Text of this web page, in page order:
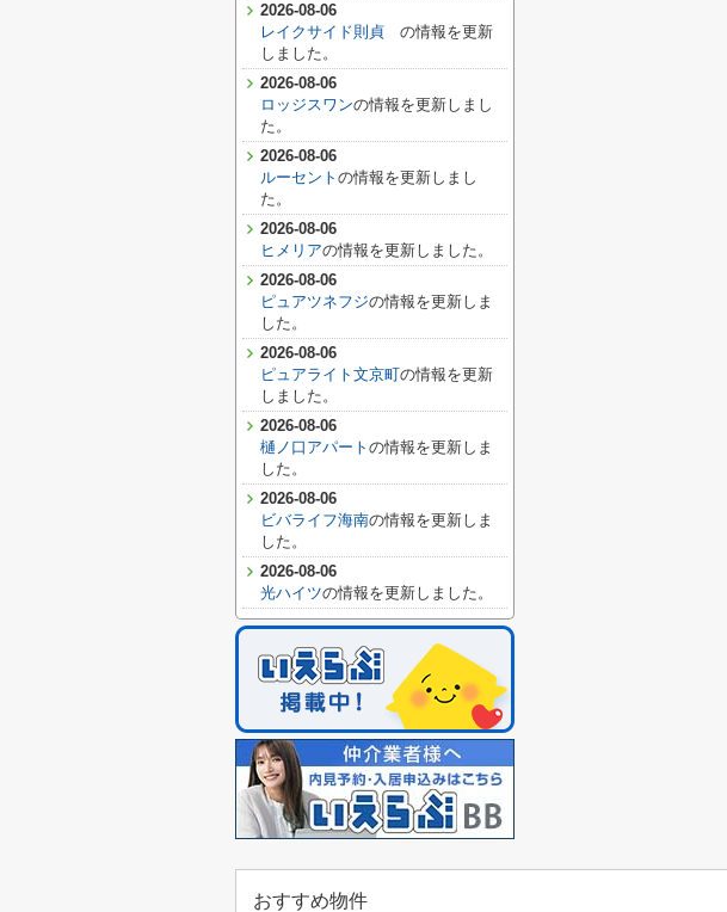
2026-08-06
レイクサイド則貞 の情報を更新
しました。
2026-08-06
ロッジスワンの情報を更新しまし
た。
2026-08-06
ルーセント の情報を更新しまし
た。
2026-08-06
ヒメリアの情報を更新しました。
2026-08-06
ピュアツネフジの情報を更新しま
した。
2026-08-06
ピュアライト文京町の情報を更新
しました。
2026-08-06
樋ノ口アパート の情報を更新しま
した。
2026-08-06
ビバライフ海南の情報を更新しま
した。
2026-08-06
光ハイツの情報を更新しました。
おすすめ物件